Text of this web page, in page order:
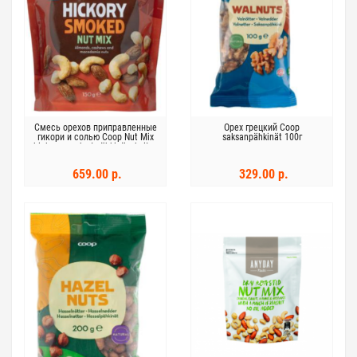
Смесь орехов приправленные
гикори и солью Coop Nut Mix
hickory smoked pähkinäsekoitus
659.00 р.
Орех грецкий Coop
saksanpähkinät 100г
329.00 р.